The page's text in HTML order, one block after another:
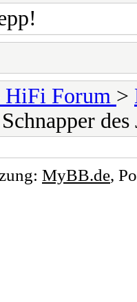
HiFi Forum >
des
MyBB.de,